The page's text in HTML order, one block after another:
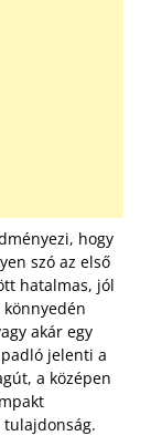
hogy
szó az első
hatalmas, jól
akár egy
jelenti a
a középen
tulajdonság.